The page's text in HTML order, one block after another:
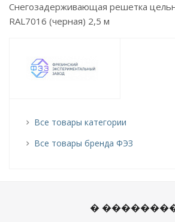
Снегозадерживающая решетка
RAL7016 (черная) 2,5 м
Все товары категории
Все товары бренда ФЭЗ
�